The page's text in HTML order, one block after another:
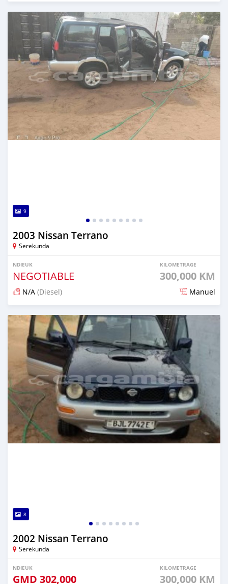
Dougal na niou ko depuis about 2 months
9
2003 Nissan Terrano
Serekunda
NDIEUK
NEGOTIABLE
KILOMETRAGE
300,000 KM
N/A (Diesel) Manuel
Dougal na niou ko depuis 3 months
8
2002 Nissan Terrano
Serekunda
NDIEUK
GMD 302,000
KILOMETRAGE
300,000 KM